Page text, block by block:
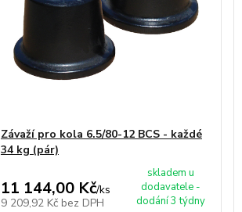
Závaží pro kola 6.5/80-12 BCS - každé
34 kg (pár)
11 144,00 Kč/ks
9 209,92 Kč bez DPH
skladem u
dodavatele -
dodání 3 týdny